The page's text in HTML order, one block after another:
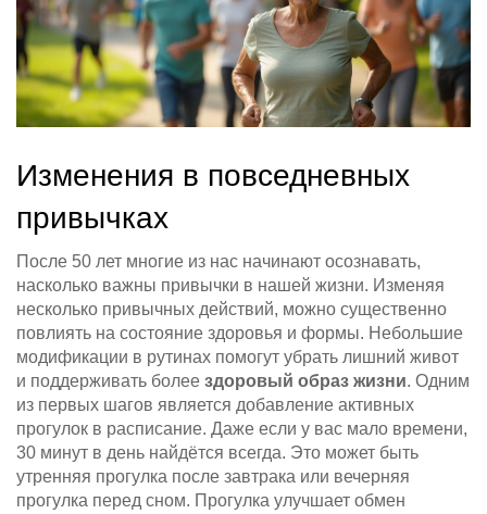
Изменения в повседневных
привычках
После 50 лет многие из нас начинают осознавать,
насколько важны привычки в нашей жизни. Изменяя
несколько привычных действий, можно существенно
повлиять на состояние здоровья и формы. Небольшие
модификации в рутинах помогут убрать лишний живот
и поддерживать более здоровый образ жизни. Одним
из первых шагов является добавление активных
прогулок в расписание. Даже если у вас мало времени,
30 минут в день найдётся всегда. Это может быть
утренняя прогулка после завтрака или вечерняя
прогулка перед сном. Прогулка улучшает обмен